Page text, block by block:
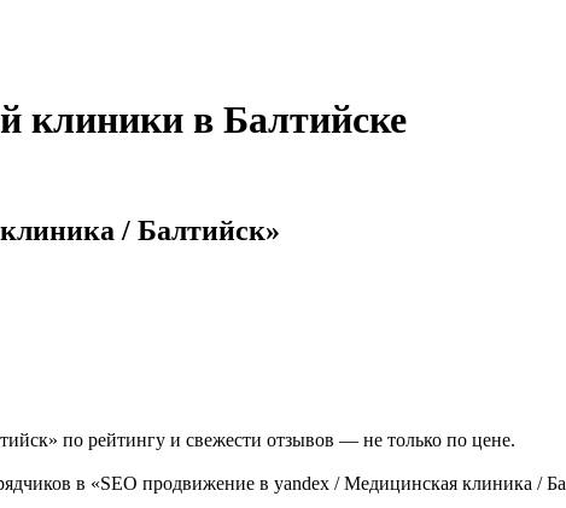
клиники в Балтийске
/ Балтийск»
по рейтингу и свежести отзывов — не только по цене.
в «SEO продвижение в yandex / Медицинская клиника /